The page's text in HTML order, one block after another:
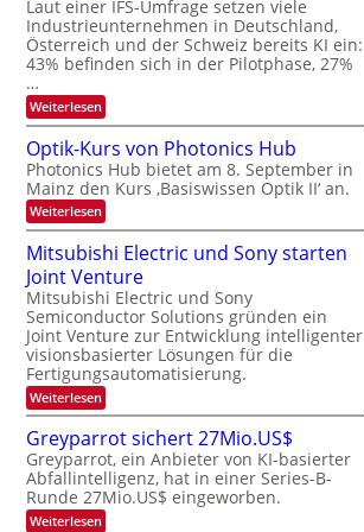
e
r
a
r
b
e
i
t
u
n
g
s
-
T
r
e
n
d
s
t
a
r
k
e
W
a
h
s
t
u
m
m
e
r
s
t
e
n
H
a
l
b
j
a
h
r
E
-
H
e
a
e
s
-
S
e
m
i
n
a
r
Laut einer IFS-Umfrage setzen viele
Industrieunternehmen in Deutschland,
Österreich und der Schweiz bereits KI ein:
43% befinden sich in der Pilotphase, 27%
…
Weiterlesen:
K
-
E
i
n
s
t
z
n
i
m
m
t
i
n
d
e
r
D
A
C
H
-
Optik-Kurs von Photonics Hub
Photonics Hub bietet am 8. September in
Mainz den Kurs ‚Basiswissen Optik II‘ an.
Weiterlesen:
O
p
t
i
k
-
K
u
r
s
v
o
P
h
o
t
o
n
Mitsubishi Electric und Sony starten
Joint Venture
Mitsubishi Electric und Sony
Semiconductor Solutions gründen ein
Joint Venture zur Entwicklung intelligenter
visionsbasierter Lösungen für die
Fertigungsautomatisierung.
Weiterlesen:
M
t
s
u
b
i
Greyparrot sichert 27Mio.US$
Greyparrot, ein Anbieter von KI-basierter
Abfallintelligenz, hat in einer Series-B-
Runde 27Mio.US$ eingeworben.
Weiterlesen: